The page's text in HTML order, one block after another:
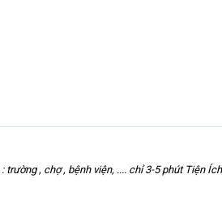
, chợ , bệnh viện, .... chỉ 3-5 phút Tiện